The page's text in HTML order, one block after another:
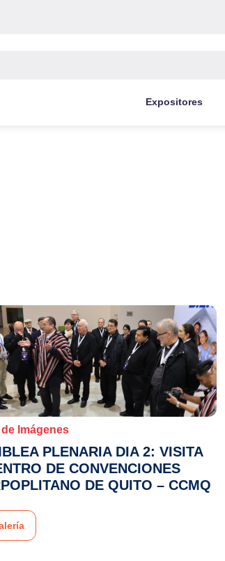
Expositores
Imágenes
PLENARIA DIA 2: VISITA
DE CONVENCIONES
DE QUITO – CCMQ